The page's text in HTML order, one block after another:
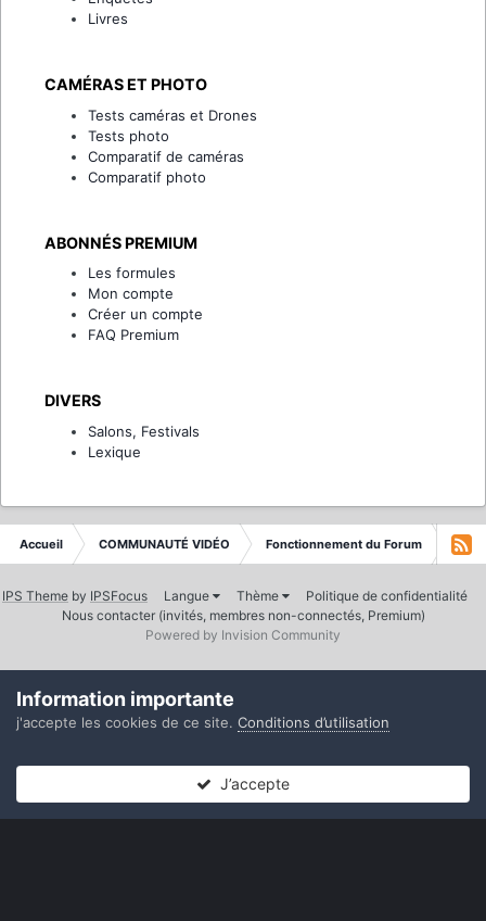
Livres
CAMÉRAS ET PHOTO
Tests caméras et Drones
Tests photo
Comparatif de caméras
Comparatif photo
ABONNÉS PREMIUM
Les formules
Mon compte
Créer un compte
FAQ Premium
DIVERS
Salons, Festivals
Lexique
Accueil COMMUNAUTÉ VIDÉO Fonctionnement du Forum
IPS Theme by IPSFocus Langue Thème
Politique de confidentialité
Nous contacter (invités, membres non-connectés, Premium)
Powered by Invision Community
Information importante
j'accepte les cookies de ce site. Conditions d’utilisation
J’accepte